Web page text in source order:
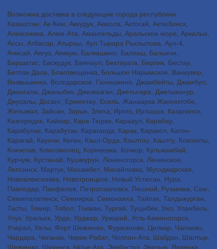
Возможна доставка в следующие города республики
Казахстан: Ак-Кем, Аккудук, Акмола, Актогай, Актюбинск,
Алексеевка, Алма-Ата, Амангельды, Аральское море, Аркалык,
Ассы, Атбасар, Атыраы, Аул Тырара Рыскылова, Аул-4,
Ачисай, Аягуз, Аяккум, Балкашино, Балхаш, Балыкчи,
Баршатас, Баскудук, Баянаул, Бектауата, Берлик, Бестау,
Бетпак-Дала, Благовещенка, Большое Нарымское, Ванкувер,
Возвышенка, Володарское, Ганюшкино, Джамбейты, Джамбул,
Джангала, Джаныбек, Джезказган, Джетыгара, Джетыконур,
Джусалы, Досанг, Ерментау, Есиль, Жанаарка Жангизтобе,
Жетыжол, Зайсан, Зарык, Злиха, Иргиз, Иртышск, Казалинск,
Казгородок, Кайнар, Кара-Тюрек, Карааул, Карабау,
Карабулак, Карабутак, Караганда, Карак, Каракол, Катон-
Карагай, Каунчи, Кеген, Кзыл-Орда, Кзылтау, Кзылту, Кокпекты,
Кокчетав, Комсомолец, Корнеевка, Кочкор, Кульжамбай,
Курчум, Кустанай, Кушмурун, Лениногорск, Ленинское,
Лепсинск, Мартук, Махамбет, Михайловка, Мугоджарская,
Новоалексеевка, Новотроицкое, Новый Устюган, Нура,
Павлодар, Панфилов, Петропавловск, Пешной, Рузаевка, Сам,
Семипалатинск, Семиярка, Семонаиха, Тайпак, Талдыкурган,
Тасты, Темир, Тобол, Токман, Тургай, Тущибек, Уил, Уланбель,
Улук, Уральск, Урда, Урджар, Урицкий, Усть-Каменогорск,
Учарал, Уялы, Форт Шевченко, Фурманово, Целкар, Чапаево,
Чардара, Чиганак, Чирик-Рабат, Чолпон-Ата, Шабдан, Шалтыр,
Шевченко, Щучинск, Ысык-Ата, Экибастуз, Экидын, Явленка